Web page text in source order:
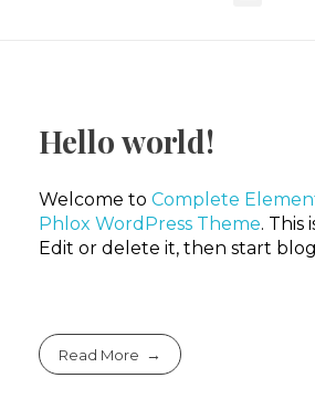
Hello world!
Welcome to Complete
Phlox WordPress Theme. This
Edit or delete it, then start
Read More